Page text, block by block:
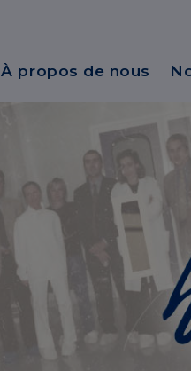
À propos de nous